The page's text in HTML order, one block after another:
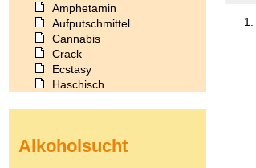
Amphetamin
Aufputschmittel
Cannabis
Crack
Ecstasy
Haschisch
Kokain
Alkoholsucht